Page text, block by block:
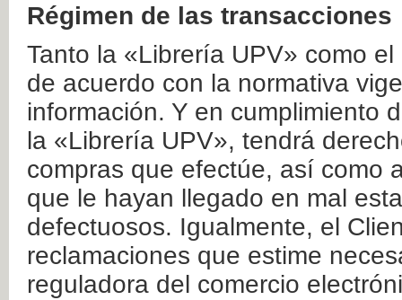
Régimen de las transacciones
Tanto la «Librería UPV» como
de acuerdo con la normativa
información. Y en cumplimiento
la «Librería UPV», tendrá
compras que efectúe, así como
que le hayan llegado en mal
defectuosos. Igualmente, el
reclamaciones que estime
reguladora del comercio